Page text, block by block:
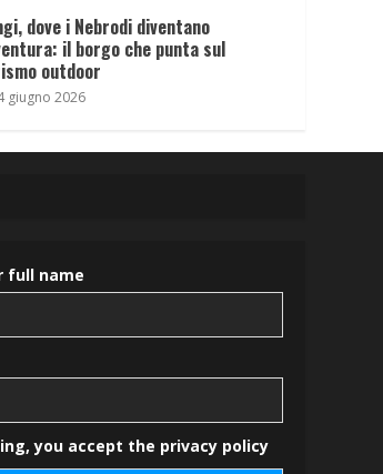
dove i Nebrodi diventano
il borgo che punta sul
outdoor
giugno 2026
full name
you accept the privacy policy